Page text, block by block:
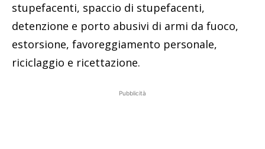
stupefacenti, spaccio di stupefacenti,
detenzione e porto abusivi di armi da fuoco,
estorsione, favoreggiamento personale,
riciclaggio e ricettazione.
Pubblicità